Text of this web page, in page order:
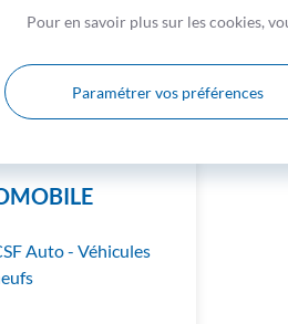
Diagnostics immo
Auto - Véhicules
Pour en savoir plus sur les cookies,
Paramétrer vos préférences